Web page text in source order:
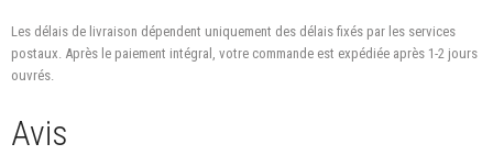
Les délais de livraison dépendent uniquement des délais fixés par les services
postaux. Après le paiement intégral
, votre commande est expédiée après 1-2 jours
ouvrés.
Avis